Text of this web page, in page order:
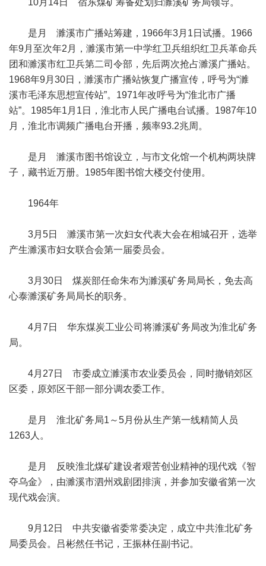
10月14日 宿东煤矿筹备处划归濉溪矿务局领导。
是月 濉溪市广播站筹建，1966年3月1日试播。1966
年9月至次年2月，濉溪市第一中学红卫兵组织红卫兵革命兵
团和濉溪市红卫兵第二司令部，先后两次抢占濉溪广播站。
1968年9月30日，濉溪市广播站恢复广播宣传，呼号为“濉
溪市毛泽东思想宣传站”。1971年改呼号为“淮北市广播
站”。1985年1月1日，淮北市人民广播电台试播。1987年10
月，淮北市调频广播电台开播，频率93.2兆周。
是月 濉溪市图书馆设立，与市文化馆一个机构两块牌
子，藏书近万册。1985年图书馆大楼交付使用。
1964年
3月5日 濉溪市第一次妇女代表大会在相城召开，选举
产生濉溪市妇女联合会第一届委员会。
3月30日 煤炭部任命朱布为濉溪矿务局局长，免去高
心泰濉溪矿务局局长的职务。
4月7日 华东煤炭工业公司将濉溪矿务局改为淮北矿务
局。
4月27日 市委成立濉溪市农业委员会，同时撤销郊区
区委，原郊区干部一部分调农委工作。
是月 淮北矿务局1～5月份从生产第一线精简人员
1263人。
是月 反映淮北煤矿建设者艰苦创业精神的现代戏《智
夺乌金》，由濉溪市泗州戏剧团排演，并参加安徽省第一次
现代戏会演。
9月12日 中共安徽省委常委决定，成立中共淮北矿务
局委员会。吕彬然任书记，王振林任副书记。